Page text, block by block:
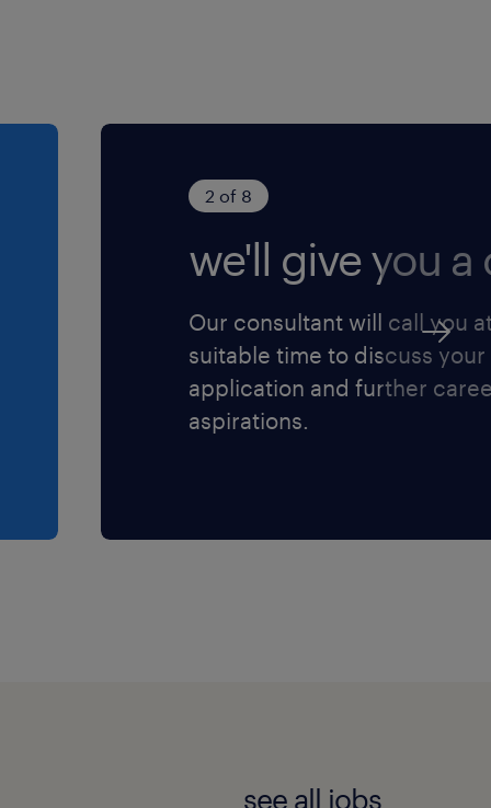
2 of 8
we'll give you a
Our consultant will call you
suitable time to discuss your
application and further
aspirations.
see all jobs